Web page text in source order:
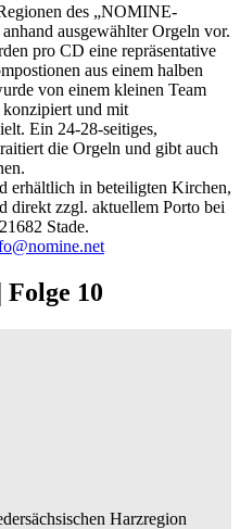
des „NOMINE-
ausgewählter Orgeln vor.
pro CD eine repräsentative
aus einem halben
von einem kleinen Team
und mit
Ein 24-28-seitiges,
die Orgeln und gibt auch
erhältlich in beteiligten Kirchen,
direkt zzgl. aktuellem Porto bei
Stade.
10
Harzregion